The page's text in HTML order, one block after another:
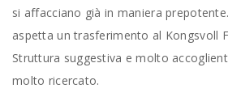
si affacciano già in maniera
aspetta un trasferimento al Kongsvoll
Struttura suggestiva e molto
molto ricercato.